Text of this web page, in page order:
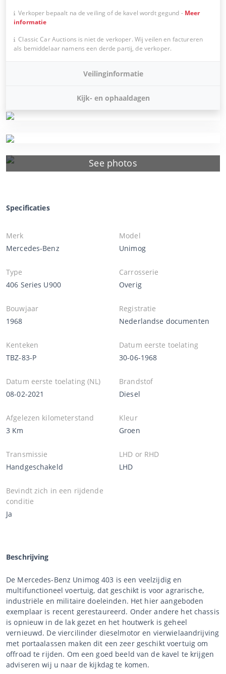
See photos
Verkoper bepaalt na de veiling of de kavel wordt gegund - Meer
informatie
Classic Car Auctions is niet de verkoper. Wij veilen en factureren
als bemiddelaar namens een derde partij, de verkoper.
Veilinginformatie
Kijk- en ophaaldagen
Specificaties
Merk
Mercedes-Benz
Model
Unimog
Type
406 Series U900
Carrosserie
Overig
Bouwjaar
1968
Registratie
Nederlandse documenten
Kenteken
TBZ-83-P
Datum eerste toelating
30-06-1968
Datum eerste toelating (NL)
08-02-2021
Brandstof
Diesel
Afgelezen kilometerstand
3 Km
Kleur
Groen
Transmissie
Handgeschakeld
LHD or RHD
LHD
Bevindt zich in een rijdende
conditie
Ja
Beschrijving
De Mercedes-Benz Unimog 403 is een veelzijdig en
multifunctioneel voertuig, dat geschikt is voor agrarische,
industriële en militaire doeleinden. Het hier aangeboden
exemplaar is recent gerestaureerd. Onder andere het chassis
is opnieuw in de lak gezet en het houtwerk is geheel
vernieuwd. De viercilinder dieselmotor en vierwielaandrijving
met portaalassen maken dit een zeer geschikt voertuig om
offroad te rijden. Om een goed beeld van de kavel te krijgen
adviseren wij u naar de kijkdag te komen.